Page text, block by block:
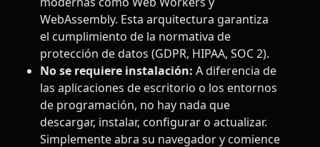
WebAssembly. Esta arquitectura garantiza
el cumplimiento de la normativa de
protección de datos (GDPR, HIPAA, SOC 2).
No se requiere instalación: A diferencia de
las aplicaciones de escritorio o los entornos
de programación, no hay nada que
descargar, instalar, configurar o actualizar.
Simplemente abra su navegador y comience